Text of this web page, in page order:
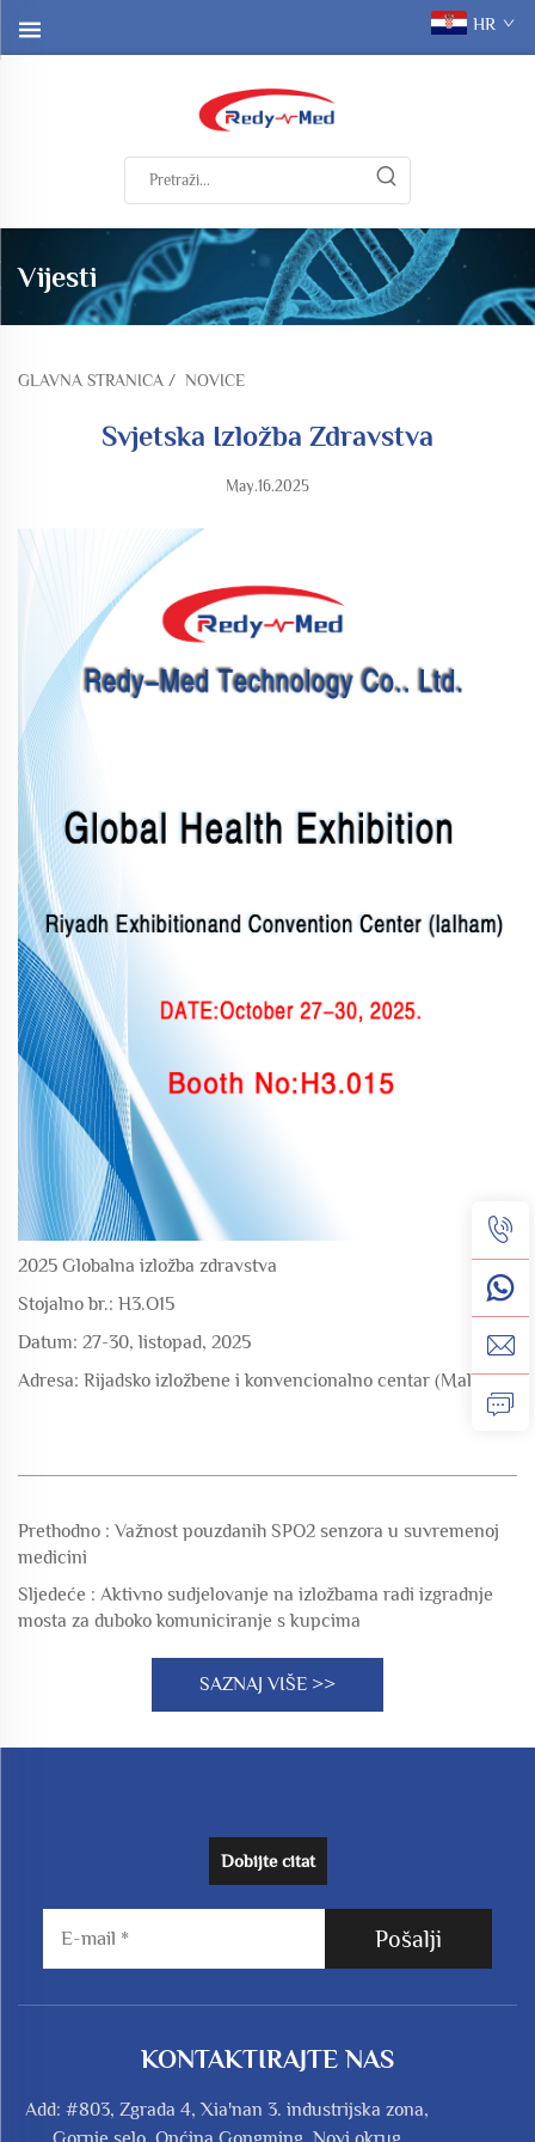
HR
Vijesti
GLAVNA STRANICA / NOVICE
Svjetska Izložba Zdravstva
May.16.2025
2025 Globalna izložba zdravstva
Stojalno br.: H3.O15
Datum: 27-30, listopad, 2025
Adresa: Rijadsko izložbene i konvencionalno centar (Malham)
Prethodno : Važnost pouzdanih SPO2 senzora u suvremenoj
medicini
Sljedeće : Aktivno sudjelovanje na izložbama radi izgradnje
mosta za duboko komuniciranje s kupcima
SAZNAJ VIŠE >>
Dobijte citat
Pošalji
KONTAKTIRAJTE NAS
Add: #803, Zgrada 4, Xia'nan 3. industrijska zona,